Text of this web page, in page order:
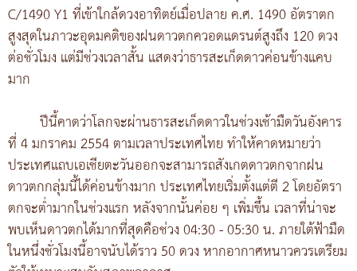
C/1490 Y1 ที่เข้าใกล้ดวงอาทิตย์เมื่อปลาย ค.ศ. 1490 อัตราตก
สูงสุดในภาวะอุดมคติของฝนดาวตกควอดแดรนต์สูงถึง 120 ดวง
ต่อชั่วโมง แต่มีช่วงเวลาสั้น แสดงว่าธารสะเก็ดดาวค่อนข้างแคบ
มาก
ปีนี้คาดว่าโลกจะผ่านธารสะเก็ดดาวในช่วงเช้ามืดวันอังคาร
ที่ 4 มกราคม 2554 ตามเวลาประเทศไทย ทำให้คาดหมายว่า
ประเทศแถบเอเชียตะวันออกจะสามารถสังเกตดาวตกจากฝน
ดาวตกกลุ่มนี้ได้ค่อนข้างมาก ประเทศไทยเริ่มตั้งแต่ตี 2 โดยอัตรา
ตกจะต่ำมากในช่วงแรก หลังจากนั้นค่อย ๆ เพิ่มขึ้น เวลาที่น่าจะ
พบเห็นดาวตกได้มากที่สุดคือช่วง 04:30 - 05:30 น. ภายใต้ฟ้ามืด
ในหนึ่งชั่วโมงนี้อาจนับได้ราว 50 ดวง หากอากาศหนาวควรเตรียม